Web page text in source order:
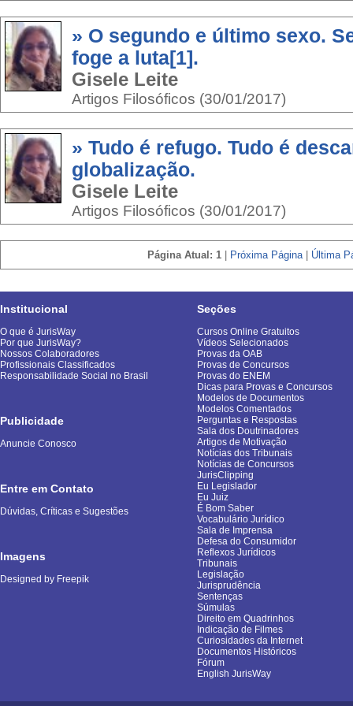
» O segundo e último sexo.
foge a luta[1].
Gisele Leite
Artigos Filosóficos (30/01/2017)
» Tudo é refugo. Tudo é
globalização.
Gisele Leite
Artigos Filosóficos (30/01/2017)
Página Atual: 1 | Próxima Página | Última
Institucional
O que é JurisWay
Por que JurisWay?
Nossos Colaboradores
Profissionais Classificados
Responsabilidade Social no Brasil
Publicidade
Anuncie Conosco
Entre em Contato
Dúvidas, Críticas e Sugestões
Imagens
Designed by Freepik
Seções
Cursos Online Gratuitos
Vídeos Selecionados
Provas da OAB
Provas de Concursos
Provas do ENEM
Dicas para Provas e Concursos
Modelos de Documentos
Modelos Comentados
Perguntas e Respostas
Sala dos Doutrinadores
Artigos de Motivação
Notícias dos Tribunais
Notícias de Concursos
JurisClipping
Eu Legislador
Eu Juiz
É Bom Saber
Vocabulário Jurídico
Sala de Imprensa
Defesa do Consumidor
Reflexos Jurídicos
Tribunais
Legislação
Jurisprudência
Sentenças
Súmulas
Direito em Quadrinhos
Indicação de Filmes
Curiosidades da Internet
Documentos Históricos
Fórum
English JurisWay